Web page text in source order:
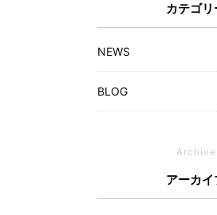
カテゴリ
NEWS
BLOG
Archive
アーカイ